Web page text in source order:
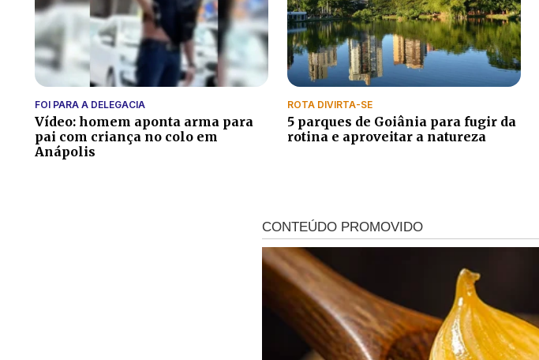
FOI PARA A DELEGACIA
Vídeo: homem aponta arma para
pai com criança no colo em
Anápolis
ROTA DIVIRTA-SE
5 parques de Goiânia para fugir da
rotina e aproveitar a natureza